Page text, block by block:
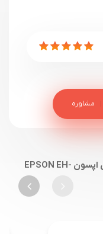
مشاوره
محصولات مشابه ویدئو پروژکتور لیزری اپسون EPSON EH-